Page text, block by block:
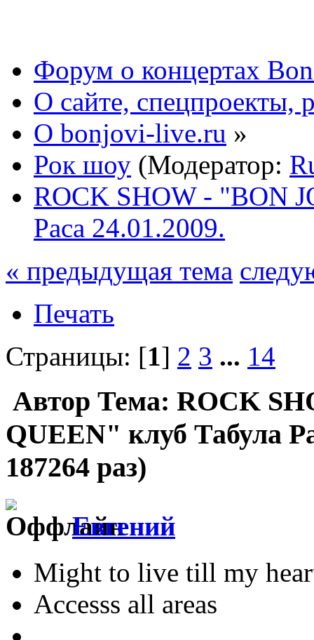
Форум о концертах
О сайте, спецпроекты,
О bonjovi-live.ru »
Рок шоу (Модератор:
ROCK SHOW - "BON
Раса 24.01.2009.
« предыдущая тема
Печать
Страницы: [1] 2 3 ... 14
Автор Тема: ROCK
QUEEN" клуб Табула
187264 раз)
Евгений
Might to live till my
Accesss all areas